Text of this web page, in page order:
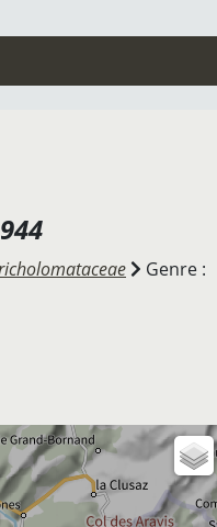
Genre :